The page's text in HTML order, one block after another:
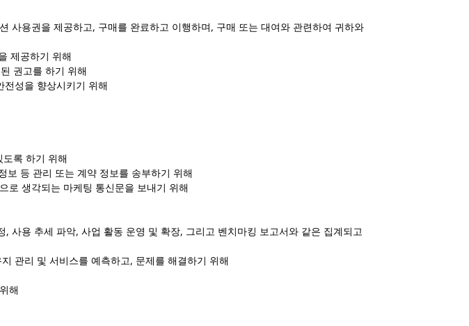
사용권을 제공하고, 구매를 완료하고 이행하며, 구매 또는 대여와 관련하여 귀하와
제공하기 위해
권고를 하기 위해
성을 향상시키기 위해
록 하기 위해
보 등 관리 또는 계약 정보를 송부하기 위해
로 생각되는 마케팅 통신문을 보내기 위해
사용 추세 파악, 사업 활동 운영 및 확장, 그리고 벤치마킹 보고서와 같은 집계되고
관리 및 서비스를 예측하고, 문제를 해결하기 위해
해